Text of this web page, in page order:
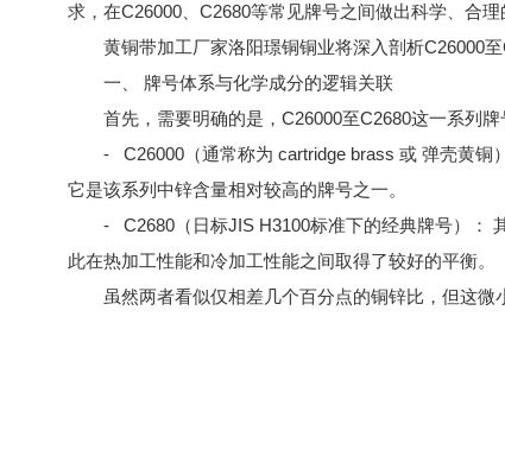
求，在C26000、C2680等常见牌号之间做出科学、合
黄铜带加工厂家洛阳璟铜铜业将深入剖析C26000
一、 牌号体系与化学成分的逻辑关联
首先，需要明确的是，C26000至C2680这一系列
- C26000（通常称为 cartridge brass 或 弹壳黄铜
它是该系列中锌含量相对较高的牌号之一。
- C2680（日标JIS H3100标准下的经典牌号）：
此在热加工性能和冷加工性能之间取得了较好的平衡。
虽然两者看似仅相差几个百分点的铜锌比，但这微